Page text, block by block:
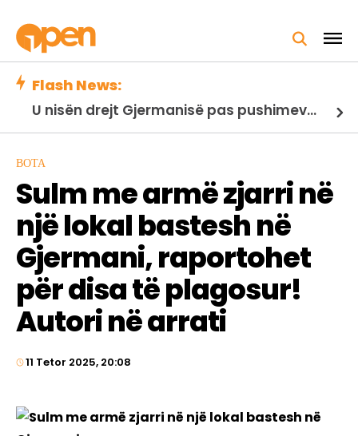
Flash News:
U nisën drejt Gjermanisë pas pushimeve në Kosovë, humbin jetën në aksident tre anëtarët e familjes nga Kosova
BOTA
Sulm me armë zjarri në
një lokal bastesh në
Gjermani, raportohet
për disa të plagosur!
Autori në arrati
11 Tetor 2025, 20:08